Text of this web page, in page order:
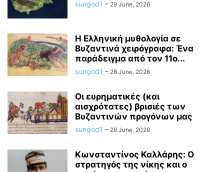
sungod1 - 29 June, 2026
Η Ελληνική μυθολογία σε
Βυζαντινά χειρόγραφα: Ένα
παράδειγμα από τον 11ο...
sungod1 - 28 June, 2026
Οι ευρηματικές (και
αισχρότατες) βρισιές των
Βυζαντινών προγόνων μας
sungod1 - 26 June, 2026
Κωνσταντίνος Καλλάρης: Ο
στρατηγός της νίκης και ο